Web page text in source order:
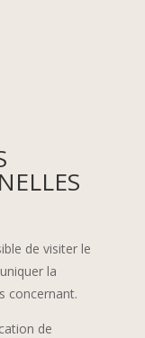
de visiter le
la
concernant.
de